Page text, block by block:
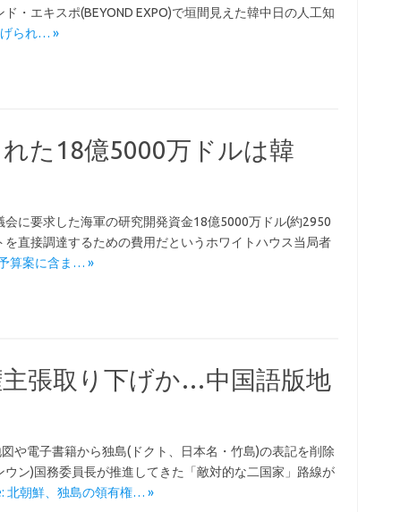
・エキスポ(BEYOND EXPO)で垣間見えた韓中日の人工知
げられ… »
れた18億5000万ドルは韓
に要求した海軍の研究開発資金18億5000万ドル(約2950
直接調達するための費用だというホワイトハウス当局者
算案に含ま… »
張取り下げか…中国語版地
や電子書籍から独島(ドクト、日本名・竹島)の表記を削除
ン)国務委員長が推進してきた「敵対的な二国家」路線が
北朝鮮、独島の領有権… »